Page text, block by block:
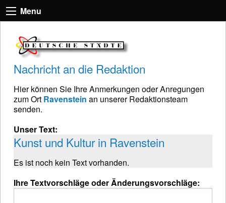
Menu
Nachricht an die Redaktion
Hier können Sie Ihre Anmerkungen oder Anregungen
zum Ort Ravenstein an unserer Redaktionsteam
senden.
Unser Text:
Kunst und Kultur in Ravenstein
Es ist noch kein Text vorhanden.
Ihre Textvorschläge oder Änderungsvorschläge: